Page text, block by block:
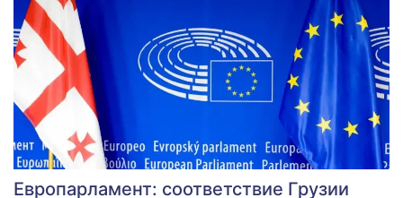
Европарламент: соответствие Грузии